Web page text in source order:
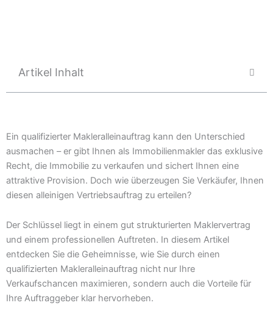
Artikel Inhalt
Ein qualifizierter Makleralleinauftrag kann den Unterschied
ausmachen – er gibt Ihnen als Immobilienmakler das exklusive
Recht, die Immobilie zu verkaufen und sichert Ihnen eine
attraktive Provision. Doch wie überzeugen Sie Verkäufer, Ihnen
diesen alleinigen Vertriebsauftrag zu erteilen?
Der Schlüssel liegt in einem gut strukturierten Maklervertrag
und einem professionellen Auftreten. In diesem Artikel
entdecken Sie die Geheimnisse, wie Sie durch einen
qualifizierten Makleralleinauftrag nicht nur Ihre
Verkaufschancen maximieren, sondern auch die Vorteile für
Ihre Auftraggeber klar hervorheben.